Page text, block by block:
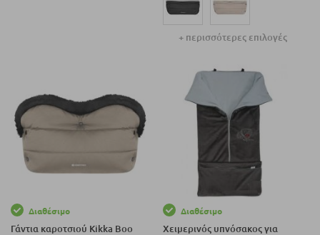
+ περισσότερες επιλογές
Διαθέσιμο
Γάντια καροτσιού Kikka Boo
Διαθέσιμο
Χειμερινός υπνόσακος για